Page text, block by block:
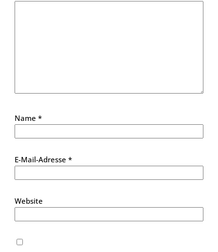
Name *
E-Mail-Adresse *
Website